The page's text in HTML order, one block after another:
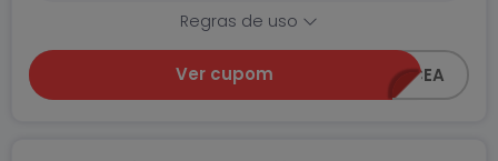
Regras de uso
Ver cupom FT-10-CEA